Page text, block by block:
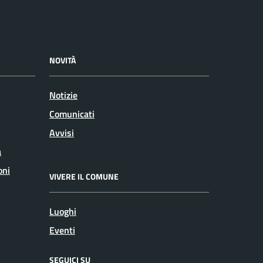
NOVITÀ
Notizie
Comunicati
Avvisi
VIVERE IL COMUNE
Luoghi
Eventi
SEGUICI SU